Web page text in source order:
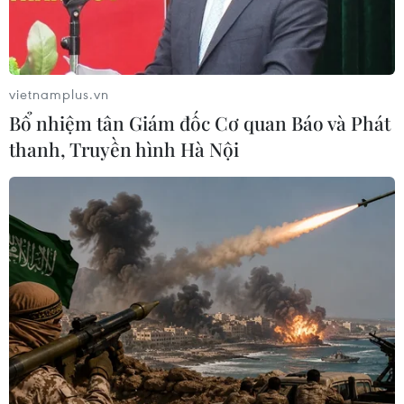
vụ cháy.
Hiện trường xảy ra vụ cháy 3 giờ 20 phút 28/4 tại ngôi nhà 3
tầng, 1 tum tại phố Định Công Hạ, phường Định Công, quận
Hoàng Mai, Hà Nội. (Ảnh: PV/Vietnam+)
vietnamplus.vn
Bổ nhiệm tân Giám đốc Cơ quan Báo và Phát
thanh, Truyền hình Hà Nội